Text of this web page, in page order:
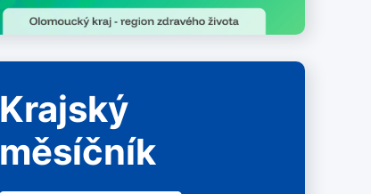
Krajský
měsíčník